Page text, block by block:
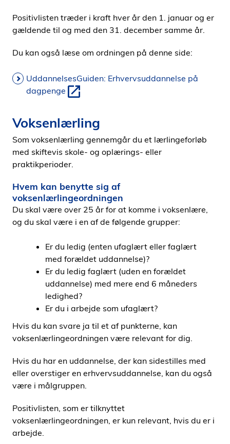
Positivlisten træder i kraft hver år den 1. januar og er
gældende til og med den 31. december samme år.
Du kan også læse om ordningen på denne side:
UddannelsesGuiden: Erhvervsuddannelse på
dagpenge
Voksenlærling
Som voksenlærling gennemgår du et lærlingeforløb
med skiftevis skole- og oplærings- eller
praktikperioder.
Hvem kan benytte sig af
voksenlærlingeordningen
Du skal være over 25 år for at komme i voksenlære,
og du skal være i en af de følgende grupper:
Er du ledig (enten ufaglært eller faglært
med forældet uddannelse)?
Er du ledig faglært (uden en forældet
uddannelse) med mere end 6 måneders
ledighed?
Er du i arbejde som ufaglært?
Hvis du kan svare ja til et af punkterne, kan
voksenlærlingeordningen være relevant for dig.
Hvis du har en uddannelse, der kan sidestilles med
eller overstiger en erhvervsuddannelse, kan du også
være i målgruppen.
Positivlisten, som er tilknyttet
voksenlærlingeordningen, er kun relevant, hvis du er i
arbejde.